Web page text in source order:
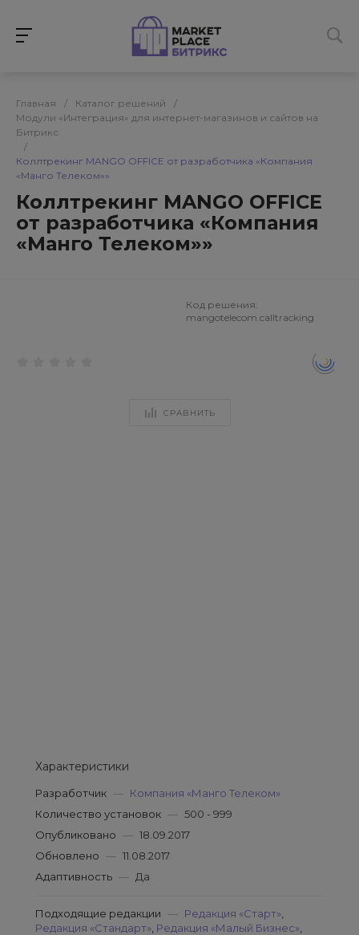
Главная / Каталог решений
/
Модули «Интеграция» для интернет-магазинов и сайтов на
Битрикс
/
Коллтрекинг MANGO OFFICE от разработчика «Компания
«Манго Телеком»»
Коллтрекинг MANGO OFFICE
от разработчика «Компания
«Манго Телеком»»
Код решения:
mangotelecom.calltracking
СРАВНИТЬ
Характеристики
Разработчик — Компания «Манго Телеком»
Количество установок — 500 - 999
Опубликовано — 18.09.2017
Обновлено — 11.08.2017
Адаптивность — Да
Подходящие редакции — Редакция «Старт»
Редакция «Стандарт» Редакция «Малый Бизнес»